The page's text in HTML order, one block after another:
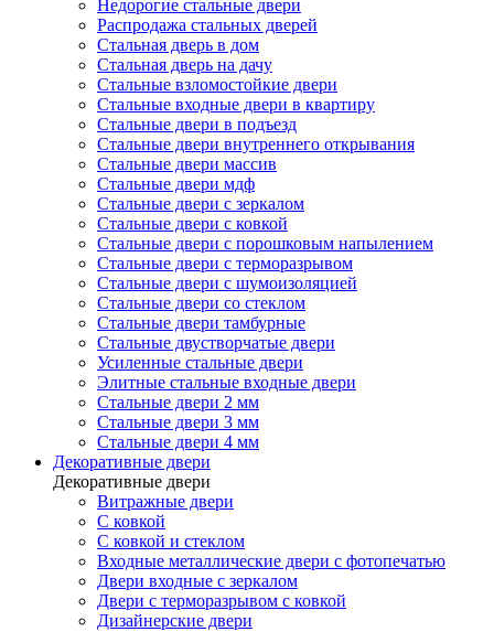
Недорогие стальные двери
Распродажа стальных дверей
Стальная дверь в дом
Стальная дверь на дачу
Стальные взломостойкие двери
Стальные входные двери в квартиру
Стальные двери в подъезд
Стальные двери внутреннего открывания
Стальные двери массив
Стальные двери мдф
Стальные двери с зеркалом
Стальные двери с ковкой
Стальные двери с порошковым напылением
Стальные двери с терморазрывом
Стальные двери с шумоизоляцией
Стальные двери со стеклом
Стальные двери тамбурные
Стальные двустворчатые двери
Усиленные стальные двери
Элитные стальные входные двери
Стальные двери 2 мм
Стальные двери 3 мм
Стальные двери 4 мм
Декоративные двери
Декоративные двери
Витражные двери
С ковкой
С ковкой и стеклом
Входные металлические двери с фотопечатью
Двери входные с зеркалом
Двери с терморазрывом с ковкой
Дизайнерские двери